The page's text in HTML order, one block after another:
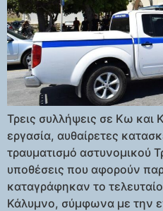
Τρεις συλλήψεις σε Κω και
εργασία, αυθαίρετες
τραυματισμό αστυνομικού
υποθέσεις που αφορούν
καταγράφηκαν το
Κάλυμνο, σύμφωνα με την